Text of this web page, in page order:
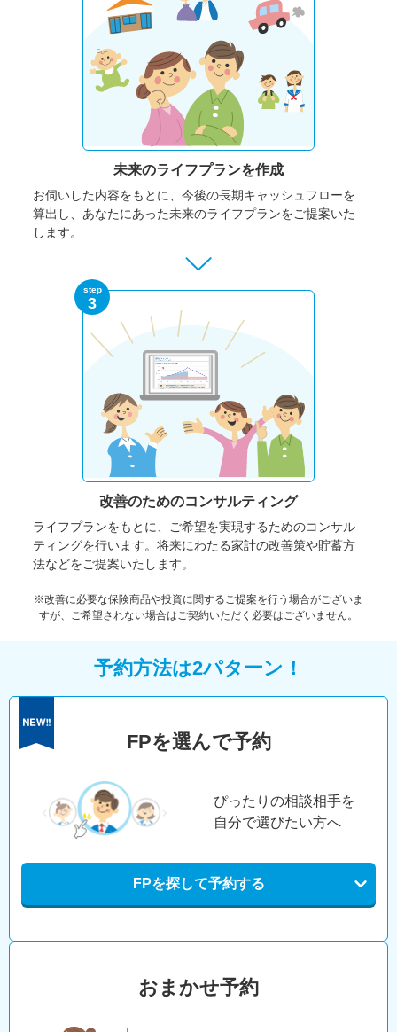
未来のライフプランを作成
お伺いした内容をもとに、今後の長期キャッシュフローを
算出し、あなたにあった未来のライフプランをご提案いた
します。
step
3
改善のためのコンサルティング
ライフプランをもとに、ご希望を実現するためのコンサル
ティングを行います。将来にわたる家計の改善策や貯蓄方
法などをご提案いたします。
※改善に必要な保険商品や投資に関するご提案を行う場合がございま
すが、ご希望されない場合はご契約いただく必要はございません。
予約方法は2パターン！
FPを選んで予約
ぴったりの相談相手を
自分で選びたい方へ
FPを探して予約する
おまかせ予約